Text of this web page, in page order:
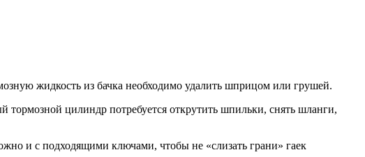
жидкость из бачка необходимо удалить шприцом или грушей.
цилиндр потребуется открутить шпильки, снять шланги,
и с подходящими ключами, чтобы не «слизать грани» гаек